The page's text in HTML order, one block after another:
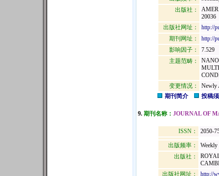
出版社：
20036
出版社网址：
http://
期刊网址：
http://
影响因子：
7.529
主题范畴：
变更情况：
Newly
期刊简介
投稿
9. 期刊名称： JOURNAL OF
ISSN： 2050-
出版频率：
Weekly
出版社：
出版社网址：
http://